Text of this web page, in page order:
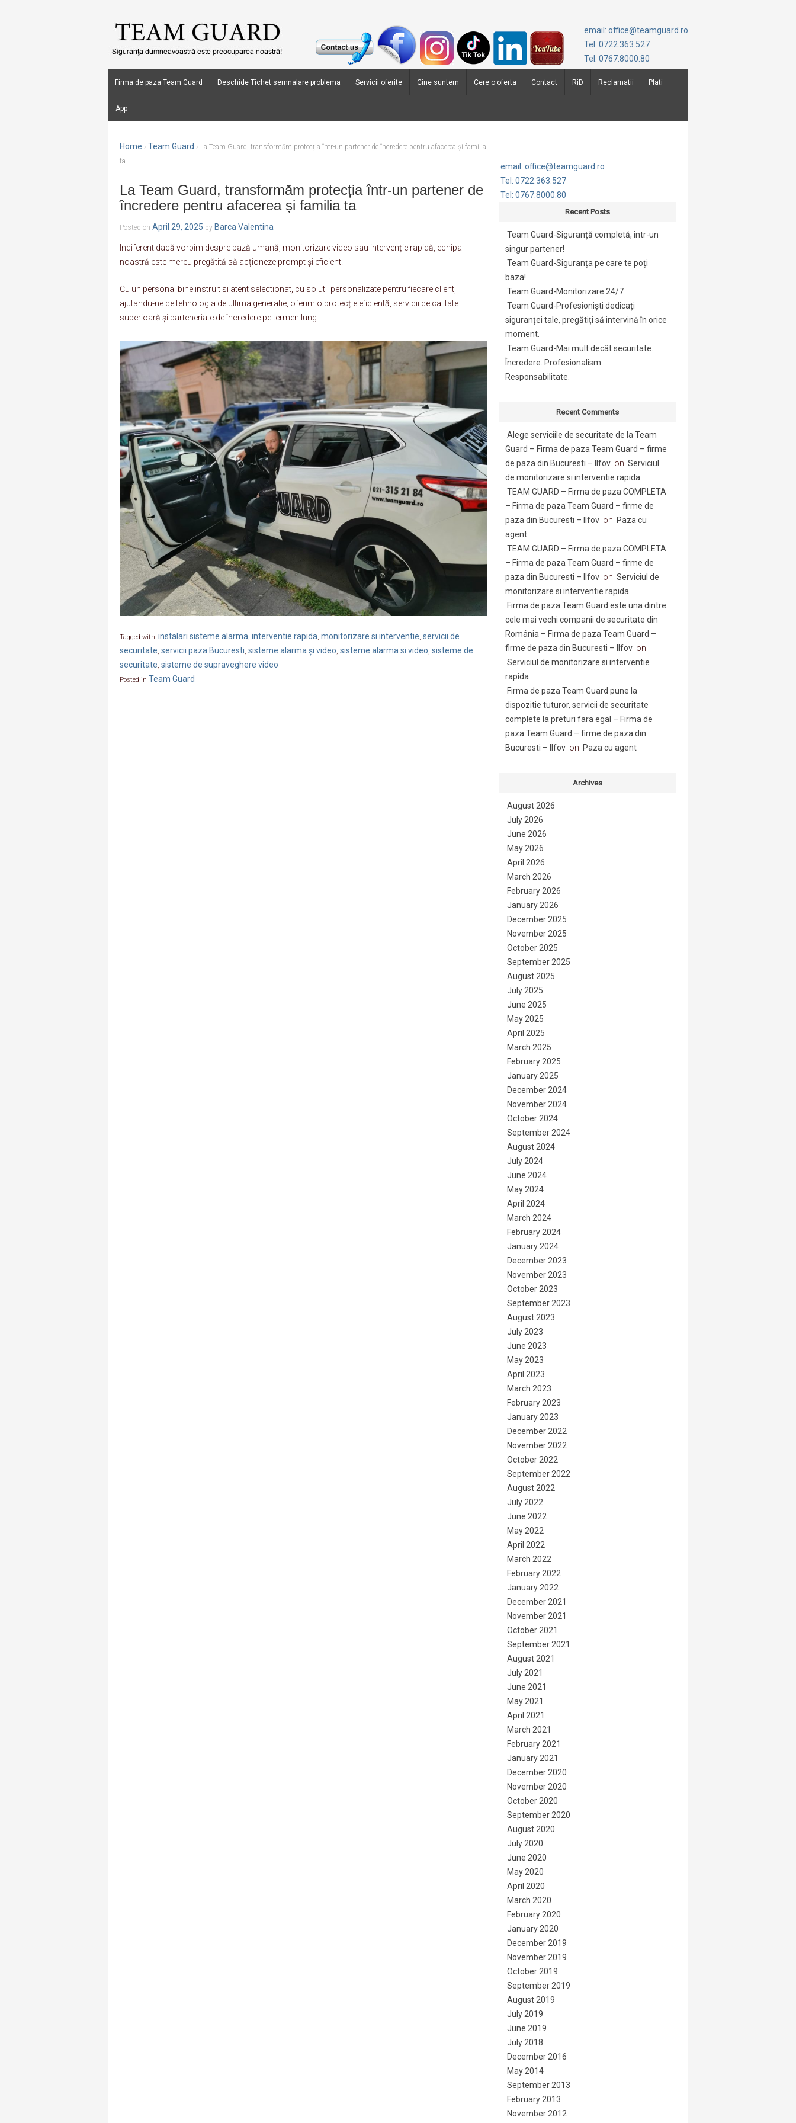
email: office@teamguard.ro
Tel: 0722.363.527
Tel: 0767.8000.80
Firma de paza Team Guard Deschide Tichet semnalare problema Servicii oferite Cine suntem Cere o oferta Contact RiD Reclamatii Plati
App
Home › Team Guard › La Team Guard, transformăm protecția într-un partener de încredere pentru afacerea și familia
ta
La Team Guard, transformăm protecția într-un partener de
încredere pentru afacerea și familia ta
Posted on April 29, 2025 by Barca Valentina
Indiferent dacă vorbim despre pază umană, monitorizare video sau intervenție rapidă, echipa
noastră este mereu pregătită să acționeze prompt și eficient.
Cu un personal bine instruit si atent selectionat, cu solutii personalizate pentru fiecare client,
ajutandu-ne de tehnologia de ultima generatie, oferim o protecție eficientă, servicii de calitate
superioară și parteneriate de încredere pe termen lung.
Tagged with: instalari sisteme alarma, interventie rapida, monitorizare si interventie, servicii de
securitate, servicii paza Bucuresti, sisteme alarma și video, sisteme alarma si video, sisteme de
securitate, sisteme de supraveghere video
Posted in Team Guard
email: office@teamguard.ro
Tel: 0722.363.527
Tel: 0767.8000.80
Recent Posts
Team Guard-Siguranță completă, într-un
singur partener!
Team Guard-Siguranța pe care te poți
baza!
Team Guard-Monitorizare 24/7
Team Guard-Profesioniști dedicați
siguranței tale, pregătiți să intervină în orice
moment.
Team Guard-Mai mult decât securitate.
Încredere. Profesionalism.
Responsabilitate.
Recent Comments
Alege serviciile de securitate de la Team
Guard – Firma de paza Team Guard – firme
de paza din Bucuresti – Ilfov on Serviciul
de monitorizare si interventie rapida
TEAM GUARD – Firma de paza COMPLETA
– Firma de paza Team Guard – firme de
paza din Bucuresti – Ilfov on Paza cu
agent
TEAM GUARD – Firma de paza COMPLETA
– Firma de paza Team Guard – firme de
paza din Bucuresti – Ilfov on Serviciul de
monitorizare si interventie rapida
Firma de paza Team Guard este una dintre
cele mai vechi companii de securitate din
România – Firma de paza Team Guard –
firme de paza din Bucuresti – Ilfov on
Serviciul de monitorizare si interventie
rapida
Firma de paza Team Guard pune la
dispozitie tuturor, servicii de securitate
complete la preturi fara egal – Firma de
paza Team Guard – firme de paza din
Bucuresti – Ilfov on Paza cu agent
Archives
August 2026
July 2026
June 2026
May 2026
April 2026
March 2026
February 2026
January 2026
December 2025
November 2025
October 2025
September 2025
August 2025
July 2025
June 2025
May 2025
April 2025
March 2025
February 2025
January 2025
December 2024
November 2024
October 2024
September 2024
August 2024
July 2024
June 2024
May 2024
April 2024
March 2024
February 2024
January 2024
December 2023
November 2023
October 2023
September 2023
August 2023
July 2023
June 2023
May 2023
April 2023
March 2023
February 2023
January 2023
December 2022
November 2022
October 2022
September 2022
August 2022
July 2022
June 2022
May 2022
April 2022
March 2022
February 2022
January 2022
December 2021
November 2021
October 2021
September 2021
August 2021
July 2021
June 2021
May 2021
April 2021
March 2021
February 2021
January 2021
December 2020
November 2020
October 2020
September 2020
August 2020
July 2020
June 2020
May 2020
April 2020
March 2020
February 2020
January 2020
December 2019
November 2019
October 2019
September 2019
August 2019
July 2019
June 2019
July 2018
December 2016
May 2014
September 2013
February 2013
November 2012